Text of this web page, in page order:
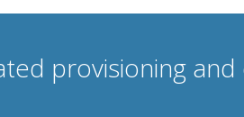
provisioning